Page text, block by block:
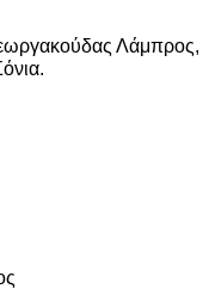
Λάμπρος,